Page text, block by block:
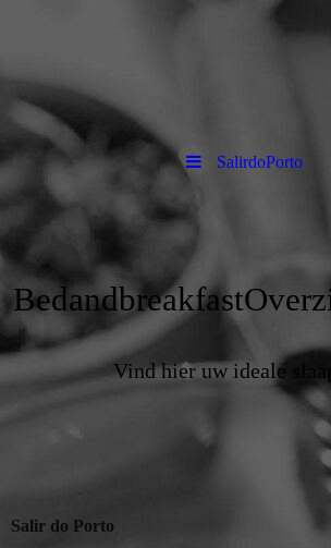
SalirdoPorto
Vind hier uw ideale
Salir do Porto